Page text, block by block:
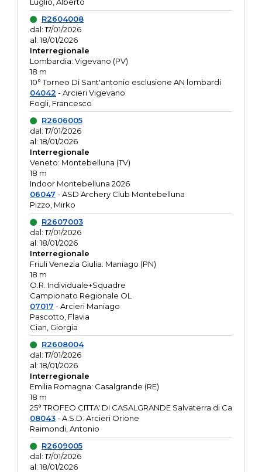
R2604008
dal: 17/01/2026
al: 18/01/2026
Interregionale
Lombardia: Vigevano (PV)
18 m
10° Torneo Di Sant'antonio esclusione AN lombardi
04042 - Arcieri Vigevano
Fogli, Francesco
R2606005
dal: 17/01/2026
al: 18/01/2026
Interregionale
Veneto: Montebelluna (TV)
18 m
Indoor Montebelluna 2026
06047 - ASD Archery Club Montebelluna
Pizzo, Mirko
R2607003
dal: 17/01/2026
al: 18/01/2026
Interregionale
Friuli Venezia Giulia: Maniago (PN)
18 m
O.R. Individuale+Squadre
Campionato Regionale OL
07017 - Arcieri Maniago
Pascotto, Flavia
Cian, Giorgia
R2608004
dal: 17/01/2026
al: 18/01/2026
Interregionale
Emilia Romagna: Casalgrande (RE)
18 m
25° TROFEO CITTA' DI CASALGRANDE Salvaterra di Ca
08043- A.S.D. Arcieri Orione
Raimondi, Antonio
R2609005
dal: 17/01/2026
al: 18/01/2026